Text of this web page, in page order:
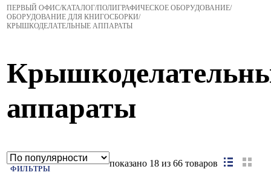
ПЕРВЫЙ ОФИС/КАТАЛОГ/ПОЛИГРАФИЧЕСКОЕ ОБОРУДОВАНИЕ/
ОБОРУДОВАНИЕ ДЛЯ КНИГОСБОРКИ/
КРЫШКОДЕЛАТЕЛЬНЫЕ АППАРАТЫ
аппараты
ФИЛЬТРЫ
показано 18 из 66 товаров